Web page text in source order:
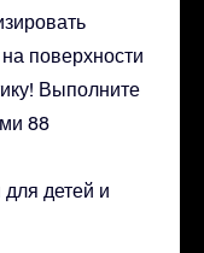
поверхности
Выполните
88
детей и